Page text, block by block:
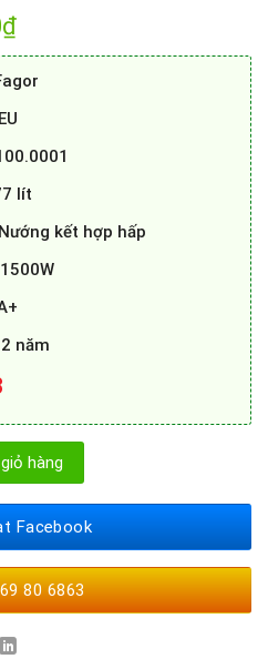
₫Giá
tại
33.700.000₫.
EU
lít
Nướng kết hợp hấp
1500W
2 năm
8H - 895TFTN A số lượng
hàng
Facebook
80 6863